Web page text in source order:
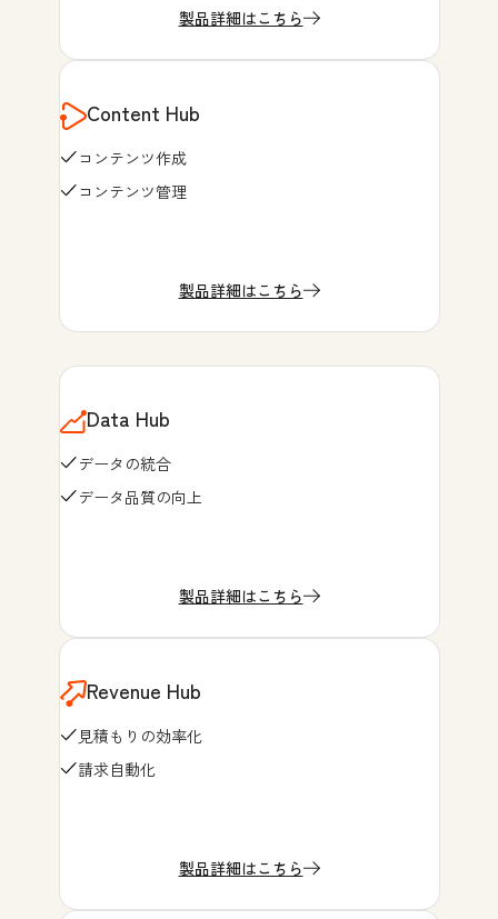
製品詳細はこちら
Content Hub
コンテンツ作成
コンテンツ管理
製品詳細はこちら
Data Hub
データの統合
データ品質の向上
製品詳細はこちら
Revenue Hub
見積もりの効率化
請求自動化
製品詳細はこちら